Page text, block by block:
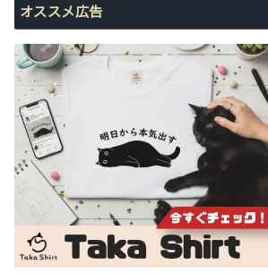
オススメ広告